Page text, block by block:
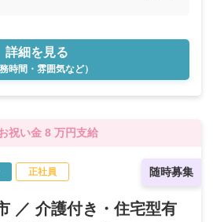
詳細を見る
務時間・雰囲気など）
祝い金 8 万円支給
随時募集
正社員
／ 介護付き・住宅型有